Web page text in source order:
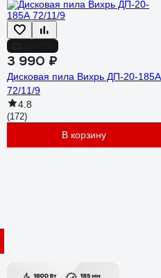
3 990 ₽
Дисковая пила Вихрь ДП-20-185А
72/11/9
4.8
(172)
В корзину